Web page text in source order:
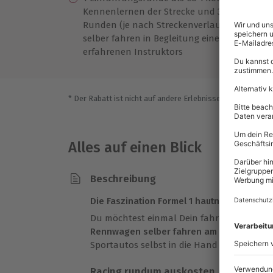
Kennenlernen der Strecke und 3-4
Runden (je nach Streckenverlauf)
selber fahren in Begleitung eines
erfahrenen Instruktors
* Der Rabatt ist nicht auf andere Erlebnisse bei der
Alles auf einen Blick
Beschreibung
Die Faszination Formel 1 hautnah erleben
Du möchtest einmal Dein fahrerisches
Rennwagen selber fahren am
Sportautos selbst in die Hand und